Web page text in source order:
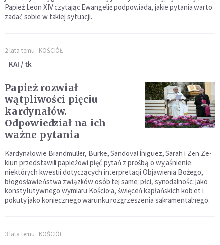
Papież Leon XIV czytając Ewangelię podpowiada, jakie pytania warto
zadać sobie w takiej sytuacji.
2 lata temu KOŚCIÓŁ
KAI / tk
Papież rozwiał
wątpliwości pięciu
kardynałów.
Odpowiedział na ich
ważne pytania
Kardynałowie Brandmüller, Burke, Sandoval Íñiguez, Sarah i Zen Ze-
kiun przedstawili papieżowi pięć pytań z prośbą o wyjaśnienie
niektórych kwestii dotyczących interpretacji Objawienia Bożego,
błogosławieństwa związków osób tej samej płci, synodalności jako
konstytutywnego wymiaru Kościoła, święceń kapłańskich kobiet i
pokuty jako koniecznego warunku rozgrzeszenia sakramentalnego.
3 lata temu KOŚCIÓŁ